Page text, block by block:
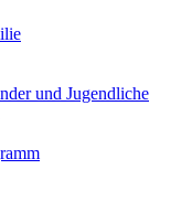
und Jugendliche